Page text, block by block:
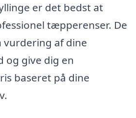
er det bedst at
tæpperenser. De
vurdering af dine
give dig en
baseret på dine